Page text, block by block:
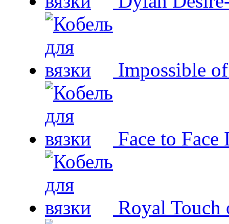
Impossible
Face to
Royal Touch